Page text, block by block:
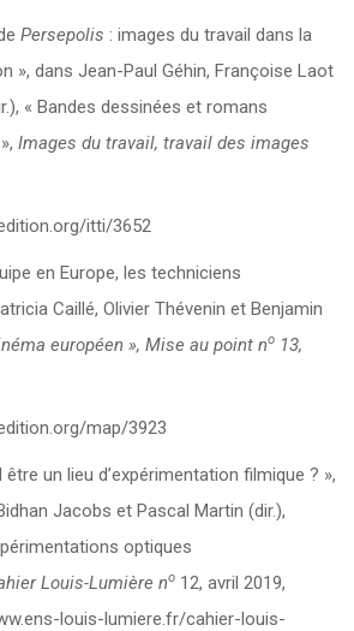
Persepolis : images du travail dans la
», dans Jean-Paul Géhin, Françoise Laot
« Bandes dessinées et romans
Images du travail, travail des images
itti/3652
en Europe, les techniciens
Caillé, Olivier Thévenin et Benjamin
européen », Mise au point no 13,
map/3923
être un lieu d’expérimentation filmique ? »,
Jacobs et Pascal Martin (dir.),
optiques
Louis-Lumière no 12, avril 2019,
louis-lumiere.fr/cahier-louis-